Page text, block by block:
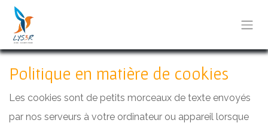
Se rendre au contenu
Politique en matière de cookies
Les cookies sont de petits morceaux de texte envoyés
par nos serveurs à votre ordinateur ou appareil lorsque